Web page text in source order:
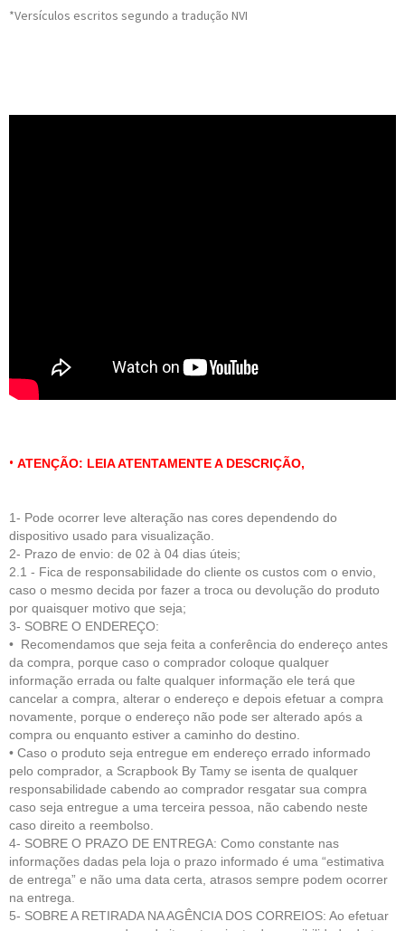
*Versículos escritos segundo a tradução NVI
• ATENÇÃO: LEIA ATENTAMENTE A DESCRIÇÃO,
1- Pode ocorrer leve alteração nas cores dependendo do
dispositivo usado para visualização.
2- Prazo de envio: de 02 à 04 dias úteis;
2.1 - Fica de responsabilidade do cliente os custos com o envio,
caso o mesmo decida por fazer a troca ou devolução do produto
por quaisquer motivo que seja;
3- SOBRE O ENDEREÇO:
• Recomendamos que seja feita a conferência do endereço antes
da compra, porque caso o comprador coloque qualquer
informação errada ou falte qualquer informação ele terá que
cancelar a compra, alterar o endereço e depois efetuar a compra
novamente, porque o endereço não pode ser alterado após a
compra ou enquanto estiver a caminho do destino.
• Caso o produto seja entregue em endereço errado informado
pelo comprador, a Scrapbook By Tamy se isenta de qualquer
responsabilidade cabendo ao comprador resgatar sua compra
caso seja entregue a uma terceira pessoa, não cabendo neste
caso direito a reembolso.
4- SOBRE O PRAZO DE ENTREGA: Como constante nas
informações dadas pela loja o prazo informado é uma “estimativa
de entrega” e não uma data certa, atrasos sempre podem ocorrer
na entrega.
5- SOBRE A RETIRADA NA AGÊNCIA DOS CORREIOS: Ao efetuar